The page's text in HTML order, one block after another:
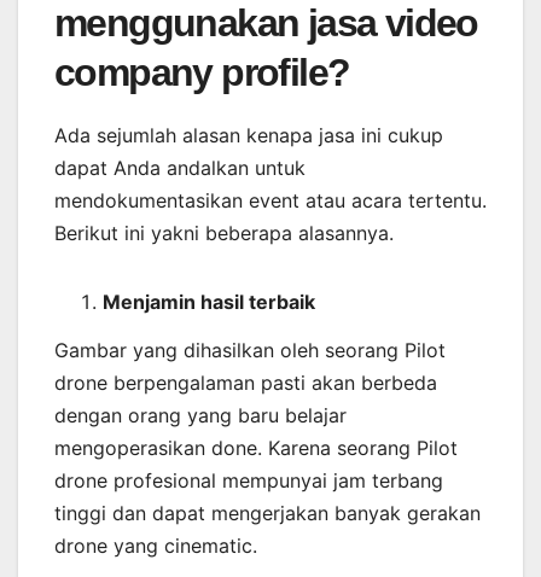
menggunakan jasa video
company profile?
Ada sejumlah alasan kenapa jasa ini cukup
dapat Anda andalkan untuk
mendokumentasikan event atau acara tertentu.
Berikut ini yakni beberapa alasannya.
Menjamin hasil terbaik
Gambar yang dihasilkan oleh seorang Pilot
drone berpengalaman pasti akan berbeda
dengan orang yang baru belajar
mengoperasikan done. Karena seorang Pilot
drone profesional mempunyai jam terbang
tinggi dan dapat mengerjakan banyak gerakan
drone yang cinematic.